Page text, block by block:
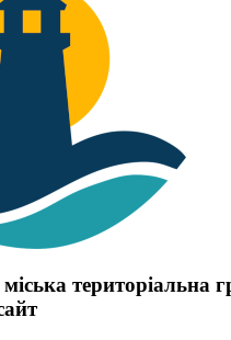
територіальна